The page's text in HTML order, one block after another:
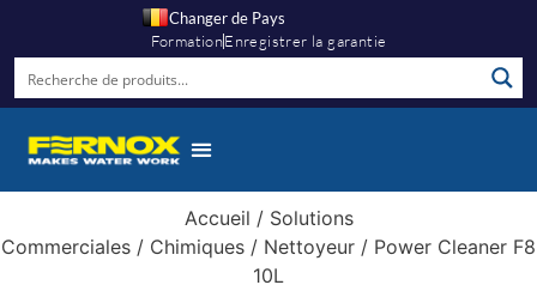
Changer de Pays
FormationEnregistrer la garantie
Accueil / Solutions
Commerciales / Chimiques / Nettoyeur / Power Cleaner F8
10L